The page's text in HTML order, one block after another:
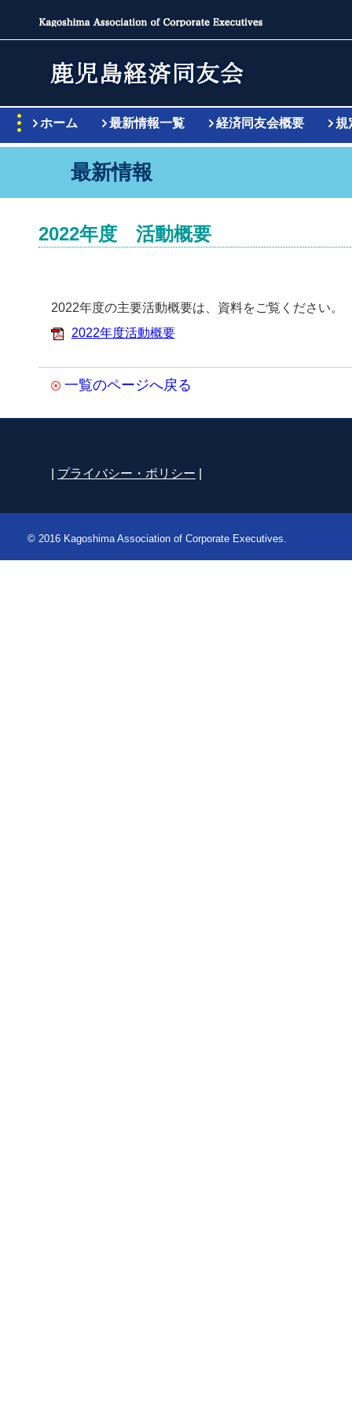
ホーム 最新情報一覧 経済同友会概要 規
最新情報
2022年度 活動概要
2022年度の主要活動概要は、資料をご覧ください。
2022年度活動概要
一覧のページへ戻る
プライバシー・ポリシー
© 2016 Kagoshima Association of Corporate Executives.